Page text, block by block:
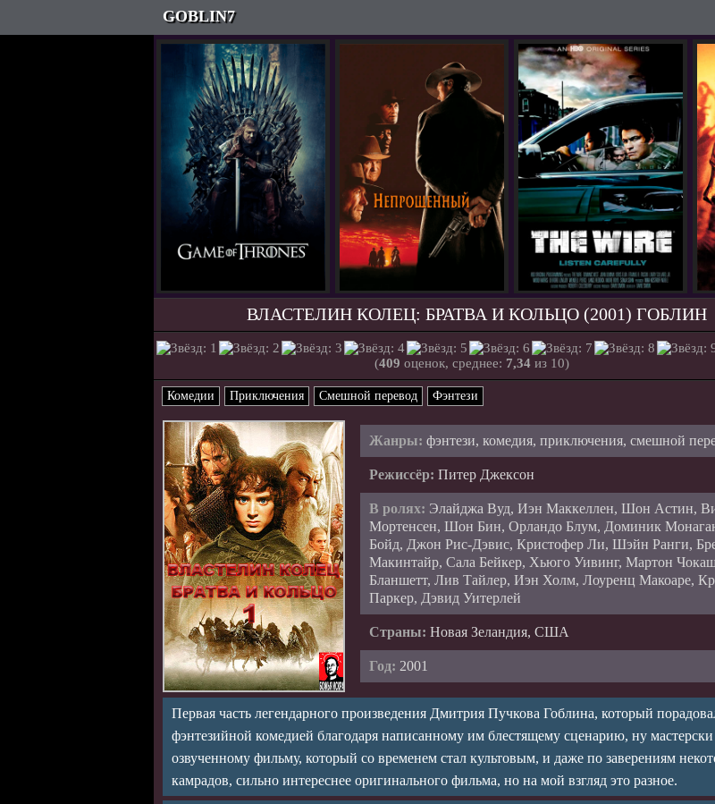
GOBLIN7
ВЛАСТЕЛИН КОЛЕЦ: БРАТВА И КОЛЬЦО (2001) ГОБЛИН
(409 оценок, среднее: 7,34 из 10)
Комедии Приключения Смешной перевод Фэнтези
Жанры: фэнтези, комедия, приключения, смешной
Режиссёр: Питер Джексон
В ролях: Элайджа Вуд, Иэн Маккеллен, Шон Астин,
Мортенсен, Шон Бин, Орландо Блум, Доминик
Бойд, Джон Рис-Дэвис, Кристофер Ли, Шэйн Ранги,
Макинтайр, Сала Бейкер, Хьюго Уивинг, Мартон
Бланшетт, Лив Тайлер, Иэн Холм, Лоуренц Макоаре,
Паркер, Дэвид Уитерлей
Страны: Новая Зеландия, США
Год: 2001
Первая часть легендарного произведения Дмитрия Пучкова Гоблина, который
фэнтезийной комедией благодаря написанному им блестящему сценарию, ну мастерски
озвученному фильму, который со временем стал культовым, и даже по заверениям
камрадов, сильно интереснее оригинального фильма, но на мой взгляд это разное.